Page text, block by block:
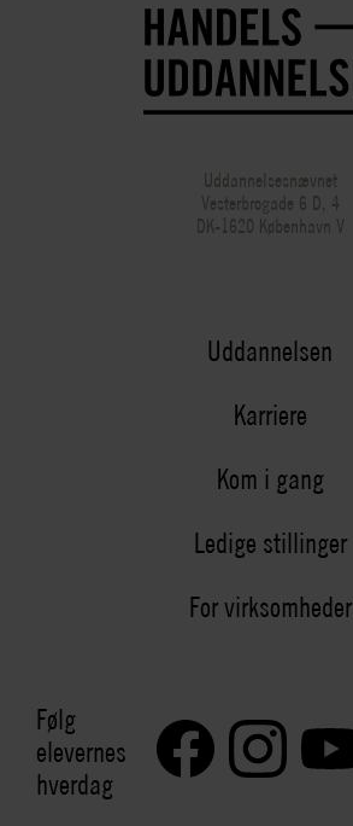
Uddannelsesnævnet
Vesterbrogade 6 D, 4
DK-1620 København V
Uddannelsen
Karriere
Kom i gang
Ledige stillinger
For virksomheder
Følg
elevernes
hverdag